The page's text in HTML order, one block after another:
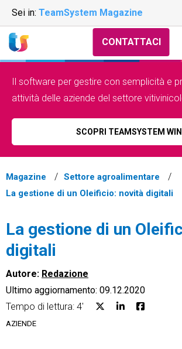
Sei in: TeamSystem Magazine
CONTATTACI
Il software per gestire con semplicità e
attività delle aziende del settore
SCOPRI TEAMSYSTEM
Magazine
Settore agroalimentare
La gestione di un Oleificio: novità digitali
La gestione di un
digitali
Autore: Redazione
Ultimo aggiornamento: 09.12.2020
Tempo di lettura: 4'
AZIENDE